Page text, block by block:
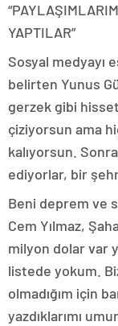
YAPTILAR”
Sosyal medyayı
belirten Yunus
gerzek gibi
çiziyorsun ama
kalıyorsun.
ediyorlar, bir
Beni deprem ve
Cem Yılmaz,
milyon dolar var
listede yokum.
olmadığım için
yazdıklarımı